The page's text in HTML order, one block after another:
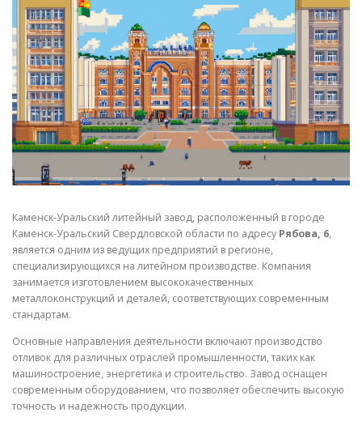
СВОЙСТВА МЕТАЛЛОВ СОРТА МЕТАЛЛОВ
СТАТЬИ
Каменск-Уральский литейный завод, расположенный в городе
Каменск-Уральский Свердловской области по адресу Рябова, 6,
является одним из ведущих предприятий в регионе,
специализирующихся на литейном производстве. Компания
занимается изготовлением высококачественных
металлоконструкций и деталей, соответствующих современным
стандартам.
Основные направления деятельности включают производство
отливок для различных отраслей промышленности, таких как
машиностроение, энергетика и строительство. Завод оснащен
современным оборудованием, что позволяет обеспечить высокую
точность и надежность продукции.